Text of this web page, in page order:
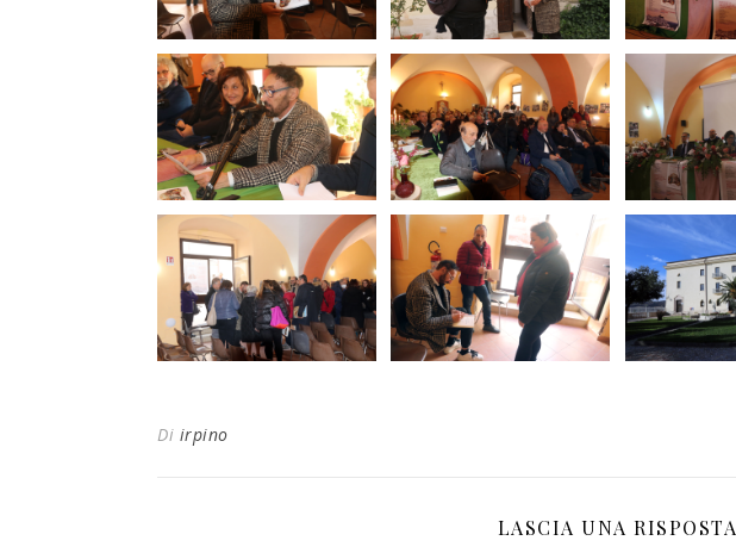
Di irpino
LASCIA UNA RISPOSTA